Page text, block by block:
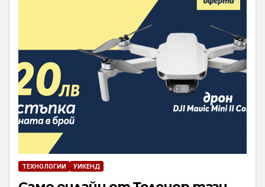
ТЕХНОЛОГИИ УИКЕНД